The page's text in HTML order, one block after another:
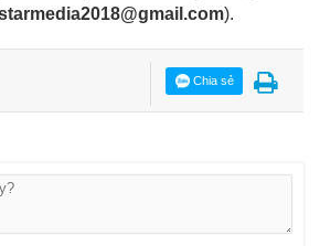
).
Chia sẻ